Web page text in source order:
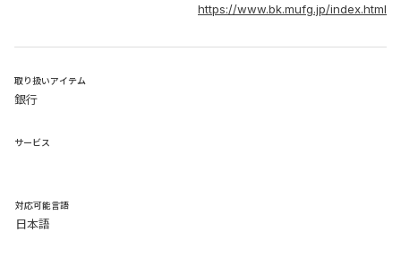
https://www.bk.mufg.jp/index.html
取り扱いアイテム
銀行
サービス
​対応可能言語
日本語